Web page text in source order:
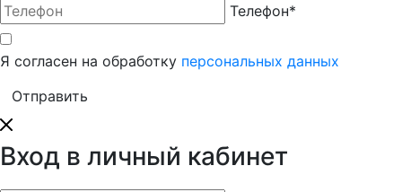
Телефон*
Я согласен на обработку персональных данных
Вход в личный кабинет